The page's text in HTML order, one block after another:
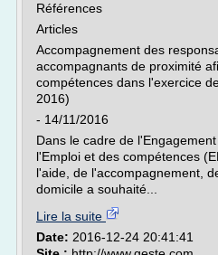
Références
Articles
Accompagnement des
accompagnants de proximité
compétences dans l'exercice
2016)
- 14/11/2016
Dans le cadre de
l'Emploi et des compétences
l'aide, de l'accompagnement,
domicile a souhaité...
Lire la suite
Date: 2016-12-24 20:41:41